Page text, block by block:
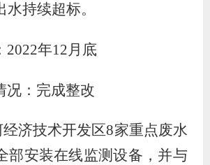
持续超标。
2022年12月底
：完成整改
济技术开发区8家重点废水
部安装在线监测设备，并与